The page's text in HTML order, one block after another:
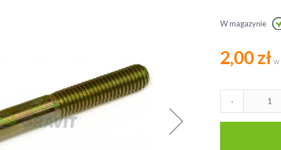
W magazynie
2,00 zł
-